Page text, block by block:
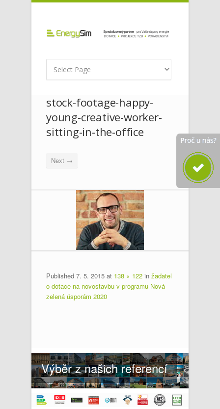
stock-footage-happy-
young-creative-worker-
sitting-in-the-office
Next →
Published 7. 5. 2015 at 138 × 122 in žadatel
o dotace na novostavbu v programu Nová
zelená úsporám 2020
Výběr z našich referencí